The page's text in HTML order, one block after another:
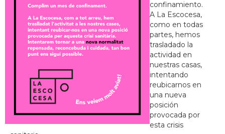
confinamiento.
A La Escocesa,
como en todas
partes, hemos
trasladado la
actividad en
nuestras casas,
intentando
reubicarnos en
una nueva
posición
provocada por
esta crisis